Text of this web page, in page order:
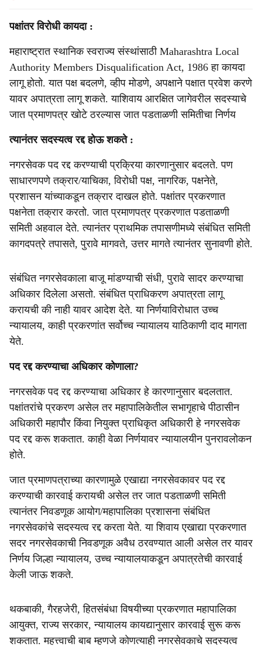
पक्षांतर विरोधी कायदा :
महाराष्ट्रात स्थानिक स्वराज्य संस्थांसाठी Maharashtra Local
Authority Members Disqualification Act, 1986 हा कायदा
लागू होतो. यात पक्ष बदलणे, व्हीप मोडणे, अपक्षाने पक्षात प्रवेश करणे
यावर अपात्रता लागू शकते. याशिवाय आरक्षित जागेवरील सदस्याचे
जात प्रमाणपत्र खोटे ठरल्यास जात पडताळणी समितीचा निर्णय
त्यानंतर सदस्यत्व रद्द होऊ शकते :
नगरसेवक पद रद्द करण्याची प्रक्रिया कारणानुसार बदलते. पण
साधारणपणे तक्रार/याचिका, विरोधी पक्ष, नागरिक, पक्षनेते,
प्रशासन यांच्याकडून तक्रार दाखल होते. पक्षांतर प्रकरणात
पक्षनेता तक्रार करतो. जात प्रमाणपत्र प्रकरणात पडताळणी
समिती अहवाल देते. त्यानंतर प्राथमिक तपासणीमध्ये संबंधित समिती
कागदपत्रे तपासते, पुरावे मागवते, उत्तर मागते त्यानंतर सुनावणी होते.
संबंधित नगरसेवकाला बाजू मांडण्याची संधी, पुरावे सादर करण्याचा
अधिकार दिलेला असतो. संबंधित प्राधिकरण अपात्रता लागू
करायची की नाही यावर आदेश देते. या निर्णयाविरोधात उच्च
न्यायालय, काही प्रकरणांत सर्वोच्च न्यायालय याठिकाणी दाद मागता
येते.
पद रद्द करण्याचा अधिकार कोणाला?
नगरसवेक पद रद्द करण्याचा अधिकार हे कारणानुसार बदलतात.
पक्षांतरांचे प्रकरण असेल तर महापालिकेतील सभागृहाचे पीठासीन
अधिकारी महापौर किंवा नियुक्त प्राधिकृत अधिकारी हे नगरसवेक
पद रद्द करू शकतात. काही वेळा निर्णयावर न्यायालयीन पुनरावलोकन
होते.
जात प्रमाणपत्राच्या कारणामुळे एखाद्या नगरसेवकावर पद रद्द
करण्याची कारवाई करायची असेल तर जात पडताळणी समिती
त्यानंतर निवडणूक आयोग/महापालिका प्रशासना संबंधित
नगरसेवकांचे सदस्यत्व रद्द करता येते. या शिवाय एखाद्या प्रकरणात
सदर नगरसेवकाची निवडणूक अवैध ठरवण्यात आली असेल तर यावर
निर्णय जिल्हा न्यायालय, उच्च न्यायालयाकडून अपात्रतेची कारवाई
केली जाऊ शकते.
थकबाकी, गैरहजेरी, हितसंबंधा विषयीच्या प्रकरणात महापालिका
आयुक्त, राज्य सरकार, न्यायालय कायद्यानुसार कारवाई सुरू करू
शकतात. महत्त्वाची बाब म्हणजे कोणत्याही नगरसेवकाचे सदस्यत्व